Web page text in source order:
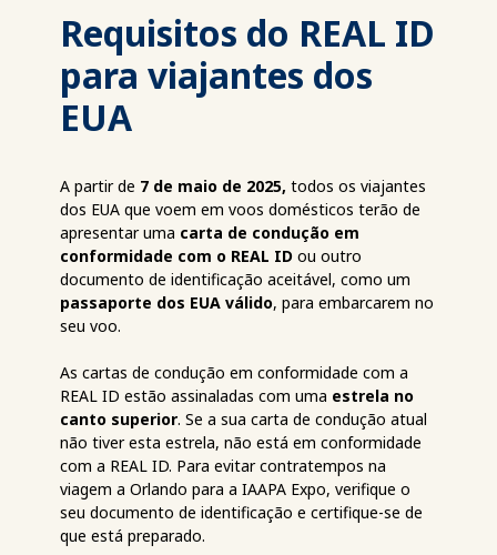
Requisitos do REAL ID
para viajantes dos
EUA
A partir de 7 de maio de 2025, todos os viajantes
dos EUA que voem em voos domésticos terão de
apresentar uma carta de condução em
conformidade com o REAL ID ou outro
documento de identificação aceitável, como um
passaporte dos EUA válido, para embarcarem no
seu voo.
As cartas de condução em conformidade com a
REAL ID estão assinaladas com uma estrela no
canto superior. Se a sua carta de condução atual
não tiver esta estrela, não está em conformidade
com a REAL ID. Para evitar contratempos na
viagem a Orlando para a IAAPA Expo, verifique o
seu documento de identificação e certifique-se de
que está preparado.